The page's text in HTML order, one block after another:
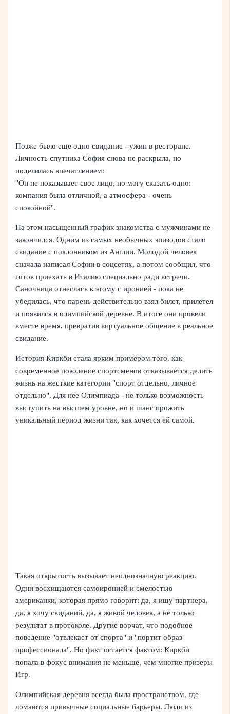
Позже было еще одно свидание - ужин в ресторане.
Личность спутника София снова не раскрыла, но
поделилась впечатлением:
"Он не показывает свое лицо, но могу сказать одно:
компания была отличной, а атмосфера - очень
спокойной".
На этом насыщенный график знакомства с мужчинами не
закончился. Одним из самых необычных эпизодов стало
свидание с поклонником из Англии. Молодой человек
сначала написал Софии в соцсетях, а потом сообщил, что
готов приехать в Италию специально ради встречи.
Саночница отнеслась к этому с иронией - пока не
убедилась, что парень действительно взял билет, прилетел
и появился в олимпийской деревне. В итоге они провели
вместе время, превратив виртуальное общение в реальное
свидание.
История Киркби стала ярким примером того, как
современное поколение спортсменов отказывается делить
жизнь на жесткие категории "спорт отдельно, личное
отдельно". Для нее Олимпиада - не только возможность
выступить на высшем уровне, но и шанс прожить
уникальный период жизни так, как хочется ей самой.
Такая открытость вызывает неоднозначную реакцию.
Одни восхищаются самоиронией и смелостью
американки, которая прямо говорит: да, я ищу партнера,
да, я хочу свиданий, да, я живой человек, а не только
результат в протоколе. Другие ворчат, что подобное
поведение "отвлекает от спорта" и "портит образ
профессионала". Но факт остается фактом: Киркби
попала в фокус внимания не меньше, чем многие призеры
Игр.
Олимпийская деревня всегда была пространством, где
ломаются привычные социальные барьеры. Люди из